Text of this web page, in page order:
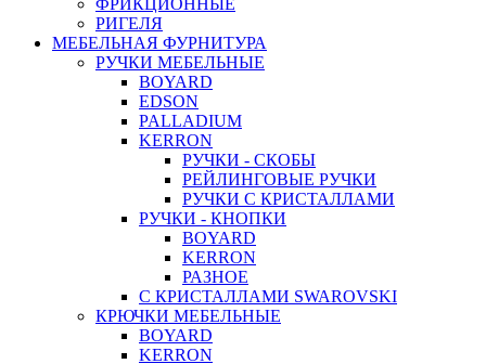
РИГЕЛЯ
МЕБЕЛЬНАЯ ФУРНИТУРА
РУЧКИ МЕБЕЛЬНЫЕ
BOYARD
EDSON
PALLADIUM
KERRON
РУЧКИ - СКОБЫ
РЕЙЛИНГОВЫЕ РУЧКИ
РУЧКИ С КРИСТАЛЛАМИ
РУЧКИ - КНОПКИ
BOYARD
KERRON
РАЗНОЕ
С КРИСТАЛЛАМИ SWAROVSKI
КРЮЧКИ МЕБЕЛЬНЫЕ
BOYARD
KERRON